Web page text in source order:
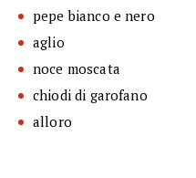
pepe bianco e nero
aglio
noce moscata
chiodi di garofano
alloro